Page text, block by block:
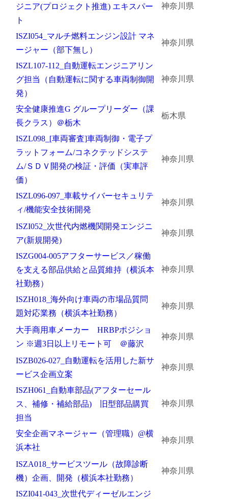
ジニア(プロジェクト推進) エキスパー
ト
神奈川県
ISZI054_マルチ燃料エンジン設計 マネ
ージャー（部下無し）
神奈川県
ISZL107-112_自動運転エンジニアリン
グ担当（自動運転に関する車両制御開
発）
神奈川県
安全健康推進G グループリーダー（課
長クラス）＠栃木
栃木県
ISZL098_[車両審査]車両制御・電子プ
ラットフォーム/コネクテッドシステ
ム/ＳＤＶ開発の検証・評価（実車評
価）
神奈川県
ISZL096-097_車載サイバーセキュリテ
ィ/機能安全技術開発
神奈川県
ISZI052_次世代内燃機関開発エンジニ
ア(新規開発)
神奈川県
ISZG004-005アフターサービス／稼働
を支える部品供給と品質維持（横浜本
社勤務）
神奈川県
ISZH018_海外向け車両の市場品質問
題対応業務（横浜本社勤務）
神奈川県
大手商用車メーカー HRBPポジショ
ン ※週3日以上リモート可 ＠藤沢
神奈川県
ISZB026-027_自動運転を活用した新サ
ービス企画立案
神奈川県
ISZH061_自動車部品(アフターセール
ス、補修・補給部品) 旧型部品購買
担当
神奈川県
安全企画マネージャー（管理職）@横
浜本社
神奈川県
ISZA018_サービスツール（故障診断
機）企画、開発（横浜本社勤務）
神奈川県
ISZI041-043_次世代ディーゼルエンジ